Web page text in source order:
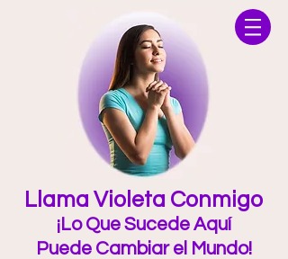
Llama Violeta Conmigo
¡Lo Que Sucede Aquí
Puede Cambiar el Mundo!